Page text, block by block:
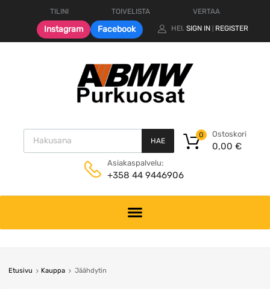
TILINI TOIVELISTA VERTAA
Instagram Facebook HEI. SIGN IN REGISTER
Products search
HAE
Ostoskori
0,00 €
0
Asiakaspalvelu:
+358 44 9446906
content
Etusivu Kauppa Jäähdytin